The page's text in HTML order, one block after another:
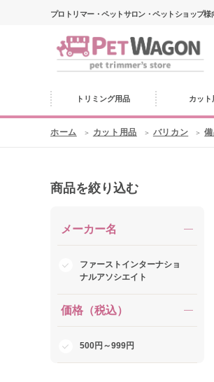
プロトリマー・ペットサロン・ペットショップ
トリミング用品 カット
ホーム カット用品 バリカン
商品を絞り込む
メーカー名
ファーストインターナショ
ナルアソシエイト
価格（税込）
500円～999円